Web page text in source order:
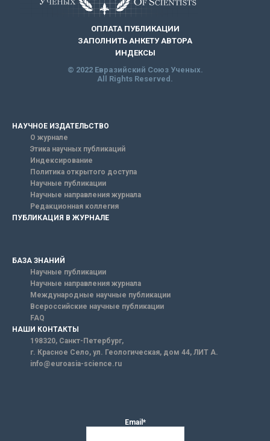
ОПЛАТА ПУБЛИКАЦИИ
ЗАПОЛНИТЬ АНКЕТУ АВТОРА
ИНДЕКСЫ
© 2022 Евразийский Союз Ученых.
All Rights Reserved.
НАУЧНОЕ ИЗДАТЕЛЬСТВО
О журнале
Этика научных публикаций
Индексирование
Политика открытого доступа
Научные публикации
Научные направления журнала
Редакционная коллегия
ПУБЛИКАЦИЯ В ЖУРНАЛЕ
БАЗА ЗНАНИЙ
Научные публикации
Научные направления журнала
Международные научные публикации
Всероссийские научные публикации
FAQ
НАШИ КОНТАКТЫ
198320, Санкт-Петербург,
г. Красное Село, ул. Геологическая, дом 44, ЛИТ А.
info@euroasia-science.ru
Email*